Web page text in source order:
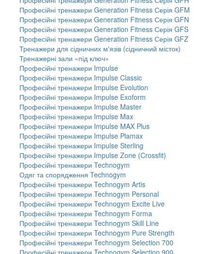
Професійні тренажери Generation Fitness Серія GFM
Професійні тренажери Generation Fitness Серія GFN
Професійні тренажери Generation Fitness Серія GFS
Професійні тренажери Generation Fitness Серія GFZ
Тренажери для сідничних м'язів (сідничний місток)
Тренажерні зали «під ключ»
Професійні тренажери Impulse
Професійні тренажери Impulse Classic
Професійні тренажери Impulse Evolution
Професійні тренажери Impulse Exoform
Професійні тренажери Impulse Master
Професійні тренажери Impulse Max
Професійні тренажери Impulse MAX Plus
Професійні тренажери Impulse Plamax
Професійні тренажери Impulse Sterling
Професійні тренажери Impulse Zone (Crossfit)
Професійні тренажери Technogym
Одяг та спорядження Technogym
Професійні тренажери Technogym Artis
Професійні тренажери Technogym Personal
Професійні тренажери Technogym Excite Live
Професійні тренажери Technogym Forma
Професійні тренажери Technogym Skill Line
Професійні тренажери Technogym Pure Strength
Професійні тренажери Technogym Selection 700
Професійні тренажери Technogym Selection 900